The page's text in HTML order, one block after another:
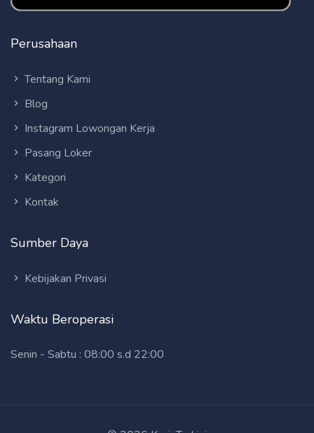
Perusahaan
Tentang Kami
Blog
Instagram Lowongan Kerja
Pasang Loker
Kategori
Kontak
Sumber Daya
Kebijakan Privasi
Waktu Beroperasi
Senin - Sabtu : 08:00 s.d 22:00